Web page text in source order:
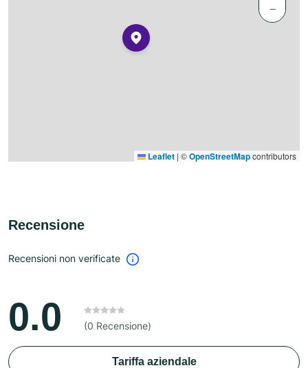
−
Leaflet | ©OpenStreetMapcontributors
Recensione
Recensioni non verificate
0.0 (0 Recensione)
Tariffa aziendale